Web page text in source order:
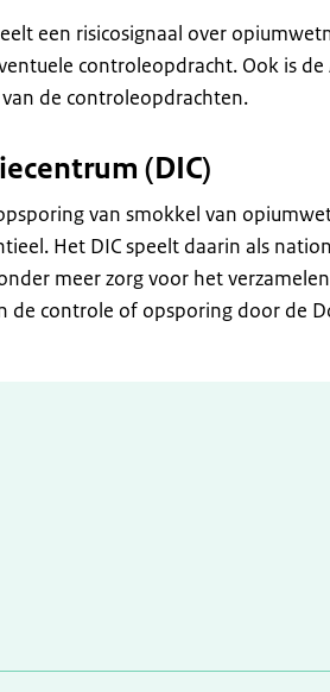
een risicosignaal over
controleopdracht. Ook is
de controleopdrachten.
(DIC)
van smokkel van
Het DIC speelt daarin als
meer zorg voor het
controle of opsporing door de